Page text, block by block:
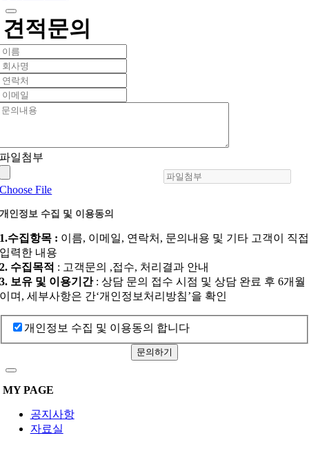
견적문의
파일첨부
Choose File
개인정보 수집 및 이용동의
1.수집항목 : 이름, 이메일, 연락처, 문의내용 및 기타 고객이 직접
입력한 내용
2. 수집목적 : 고객문의 ,접수, 처리결과 안내
3. 보유 및 이용기간: 상담 문의 접수 시점 및 상담 완료 후 6개월
이며, 세부사항은 간‘개인정보처리방침’을 확인
개인정보 수집 및 이용동의 합니다
문의하기
MY PAGE
공지사항
자료실